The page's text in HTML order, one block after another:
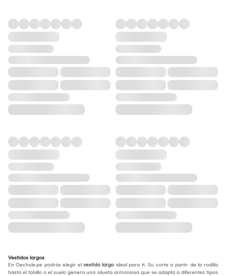
Vestidos largos
En Oechsle.pe podrás elegir el vestido largo ideal para ti. Su corte a partir de la rodilla
hasta el tobillo o el suelo genera una silueta armoniosa que se adapta a diferentes tipos